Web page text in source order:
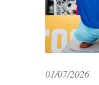
01/07/2026